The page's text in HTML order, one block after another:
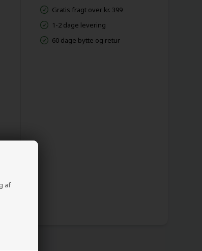
af
Gratis fragt over kr. 399
1-2 dage levering
60 dage bytte og retur